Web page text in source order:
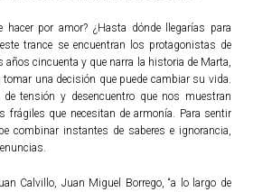
hacer por amor? ¿Hasta dónde llegarías para
trance se encuentran los protagonistas de
años cincuenta y que narra la historia de Marta,
tomar una decisión que puede cambiar su vida.
tensión y desencuentro que nos muestran
frágiles que necesitan de armonía. Para sentir
combinar instantes de saberes e ignorancia,
Calvillo, Juan Miguel Borrego, “a lo largo de